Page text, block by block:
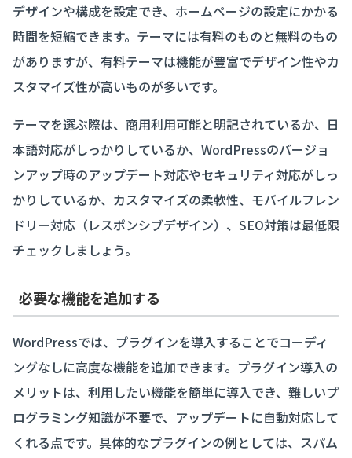
デザインや構成を設定でき、ホームページの設定にかかる
時間を短縮できます。テーマには有料のものと無料のもの
がありますが、有料テーマは機能が豊富でデザイン性やカ
スタマイズ性が高いものが多いです。
テーマを選ぶ際は、商用利用可能と明記されているか、日
本語対応がしっかりしているか、WordPressのバージョ
ンアップ時のアップデート対応やセキュリティ対応がしっ
かりしているか、カスタマイズの柔軟性、モバイルフレン
ドリー対応（レスポンシブデザイン）、SEO対策は最低限
チェックしましょう。
必要な機能を追加する
WordPressでは、プラグインを導入することでコーディ
ングなしに高度な機能を追加できます。プラグイン導入の
メリットは、利用したい機能を簡単に導入でき、難しいプ
ログラミング知識が不要で、アップデートに自動対応して
くれる点です。具体的なプラグインの例としては、スパム